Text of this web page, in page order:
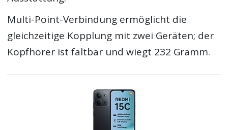
Multi-Point-Verbindung ermöglicht die
gleichzeitige Kopplung mit zwei Geräten; der
Kopfhörer ist faltbar und wiegt 232 Gramm.